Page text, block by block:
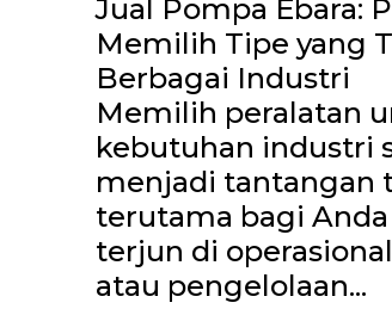
Jual Pompa Ebara:
Memilih Tipe yang
Berbagai Industri
Memilih peralatan
kebutuhan industri
menjadi tantangan
terutama bagi
terjun di
atau pengelolaan...